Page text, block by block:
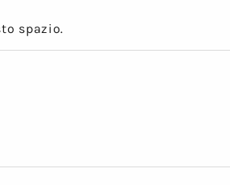
spazio.